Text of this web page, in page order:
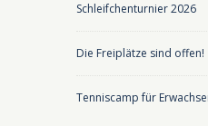
Schleifchenturnier 2026
Die Freiplätze sind offen!
Tenniscamp für